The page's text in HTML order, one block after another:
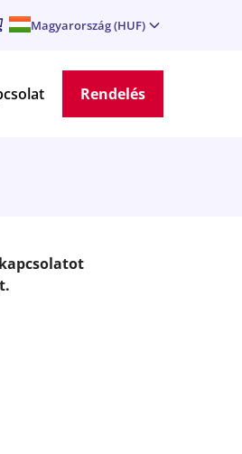
Magyarország (HUF)
Rendelés